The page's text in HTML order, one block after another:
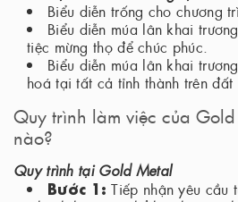
Biểu diễn trống cho chương
Biểu diễn múa lân khai
tiệc mừng thọ để chúc phúc.
Biểu diễn múa lân khai
hoá tại tất cả tỉnh thành trên đất
Quy trình làm việc của
nào?
Quy trình tại Gold Metal
Bước 1: Tiếp nhận yêu cầu